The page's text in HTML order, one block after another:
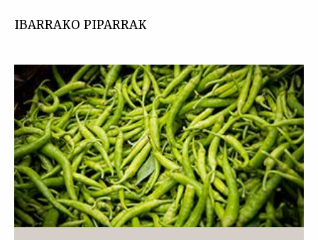
IBARRAKO PIPARRAK